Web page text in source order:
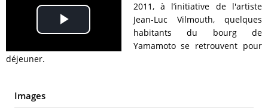
Play
Video
2011, à l’initiative de l'artiste
Jean-Luc Vilmouth, quelques
habitants du bourg de
Yamamoto se retrouvent pour
déjeuner.
Images